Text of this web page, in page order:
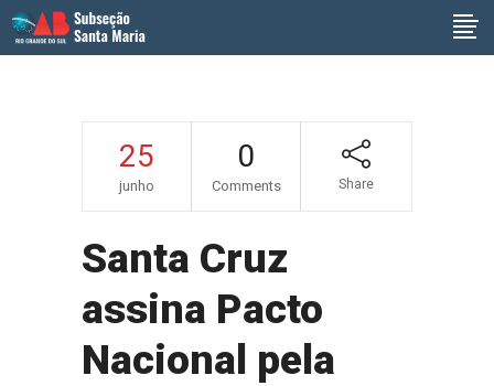
25
junho
0
Comments Share
Santa Cruz
assina Pacto
Nacional pela